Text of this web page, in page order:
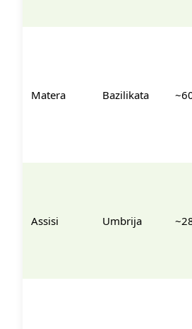
Matera Bazilikata
Assisi Umbrija